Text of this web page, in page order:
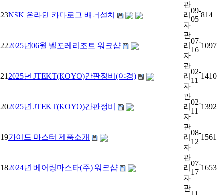
23NSK 온라인 카다로그 배너설치
관
리
자
09-
05
814
222025년06월 벨포레리조트 워크샵
관
리
자
07-
16
1097
21 2025년 JTEKT(KOYO)간판정비(야경)
관
리
자
02-
11
1410
202025년 JTEKT(KOYO)간판정비
관
리
자
02-
11
1392
19가이드 마스터 제품소개
관
리
자
08-
12
1561
182024년 베어링마스타(주) 워크샵
관
리
자
07-
17
1653
관